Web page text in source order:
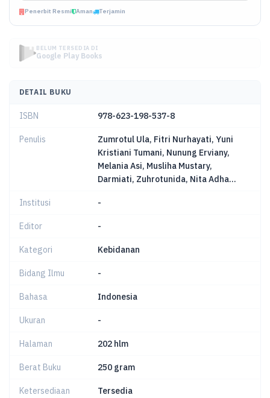
Penerbit Resmi Aman Terjamin
BELUM TERSEDIA DI
Google Play Books
DETAIL BUKU
ISBN 978-623-198-537-8
Penulis
Zumrotul Ula, Fitri Nurhayati, Yuni
Kristiani Tumani, Nunung Erviany,
Melania Asi, Musliha Mustary,
Darmiati, Zuhrotunida, Nita Adha...
Institusi -
Editor -
Kategori Kebidanan
Bidang Ilmu -
Bahasa Indonesia
Ukuran -
Halaman 202 hlm
Berat Buku 250 gram
Ketersediaan Tersedia